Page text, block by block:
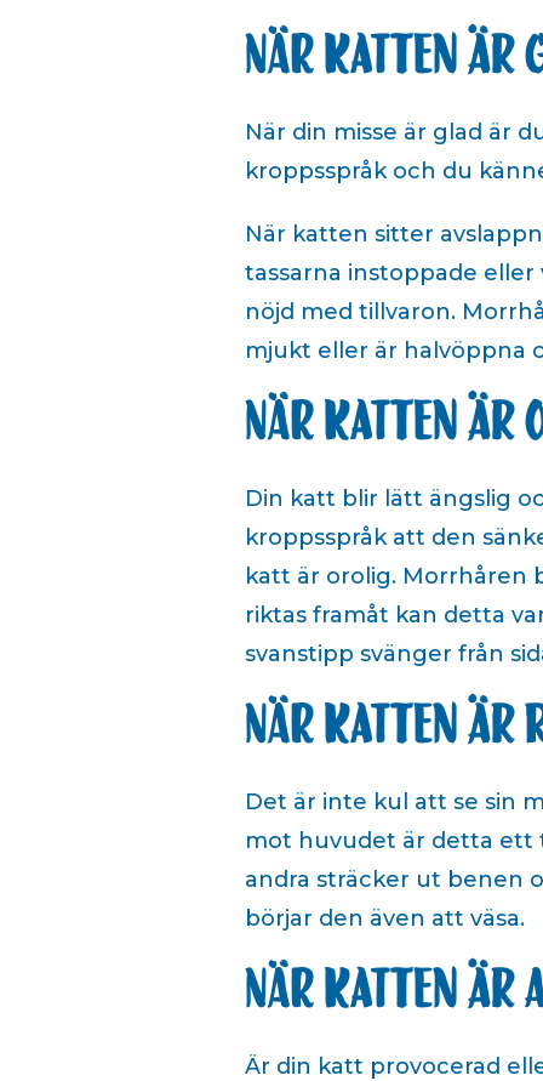
När katten är
När din misse är glad är
kroppsspråk och du
När katten sitter
tassarna instoppade eller
nöjd med tillvaron.
mjukt eller är halvöppna
När katten är
Din katt blir lätt ängslig
kroppsspråk att den
katt är orolig. Morrhåren
riktas framåt kan detta
svanstipp svänger från
När katten är
Det är inte kul att se sin
mot huvudet är detta ett
andra sträcker ut benen
börjar den även att väsa.
När katten är
Är din katt provocerad